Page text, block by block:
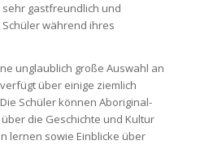
gastfreundlich und
während ihres
unglaublich große Auswahl an
über einige ziemlich
Schüler können Aboriginal-
die Geschichte und Kultur
lernen sowie Einblicke über